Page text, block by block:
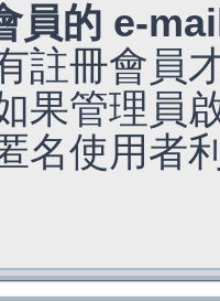
員的 e-
註冊會員
果管理員
名使用者